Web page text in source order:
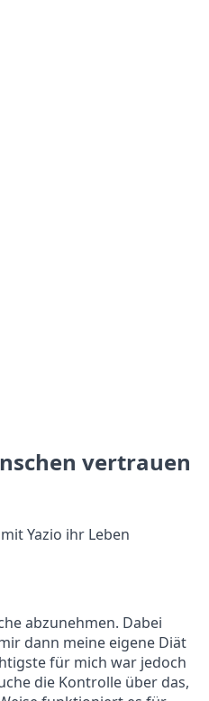
vertrauen
Yazio ihr Leben
abzunehmen. Dabei
dann meine eigene Diät
für mich war jedoch
die Kontrolle über das,